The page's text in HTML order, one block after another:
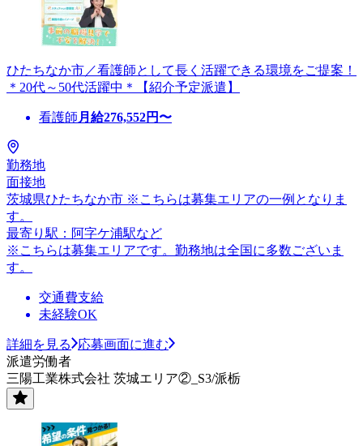
ひたちなか市／看護師として長く活躍できる環境をご提案！
＊20代～50代活躍中＊【紹介予定派遣】
看護師 月給276,552円〜
勤務地
面接地
茨城県ひたちなか市 ※こちらは募集エリアの一例となりま
す。
最寄り駅：阿字ケ浦駅など
※こちらは募集エリアです。勤務地は全国に多数ございま
す。
交通費支給
未経験OK
詳細を見る
応募画面に進む
派遣労働者
三陽工業株式会社 茨城エリア②_S3/派栃